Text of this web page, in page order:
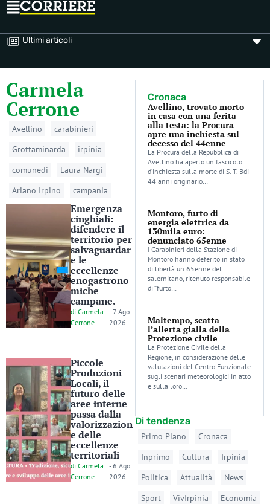
Ultimi articoli
Carmela
Cerrone
Avellino
carabinieri
Grottaminarda
irpinia
comunedi
Laura Nargi
Ariano Irpino
campania
Emergenza
cinghiali:
difendere il
territorio per
salvaguardar
e le
eccellenze
enogastrono
miche
campane.
di Carmela
Cerrone
-7 Ago
2026
Piccole
Produzioni
Locali, il
futuro delle
aree interne
passa dalla
valorizzazion
e delle
eccellenze
territoriali
di Carmela
Cerrone
-6 Ago
2026
Cronaca
Avellino, trovato morto
in casa con una ferita
alla testa: la Procura
apre una inchiesta sul
decesso del 44enne
La Procura della Repubblica di
Avellino ha aperto un fascicolo
d’inchiesta sulla morte di S. T. Bdi
44 anni originario…
Montoro, furto di
energia elettrica da
130mila euro:
denunciato 65enne
I Carabinieri della Stazione di
Montoro hanno deferito in stato
di libertà un 65enne del
salernitano, ritenuto responsabile
di “furto…
Maltempo, scatta
l’allerta gialla della
Protezione civile
La Protezione Civile della
Regione, in considerazione delle
valutazioni del Centro Funzionale
sugli scenari meteorologici in atto
e sulla loro…
Di tendenza
Primo Piano
Cronaca
Inprimo
Cultura
Irpinia
Politica
Attualità
News
Sport
VivIrpinia
Economia